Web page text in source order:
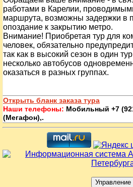
работами в Карелии,
маршрута, возможны задержки в
опоздание к закрытию метро.
Внимание! Приобретая тур для
человек, обязательно
так как в высокий сезон в один
несколько автобусов
оказаться в разных группах.
Открыть бланк заказа тура
Наши телефоны: Мобильный +7
(Мегафон),.